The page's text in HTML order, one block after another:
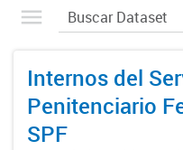
Internos del
Penitenciario
SPF